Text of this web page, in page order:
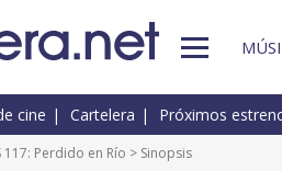
cine Cartelera Próximos
117: Perdido en Río > Sinopsis